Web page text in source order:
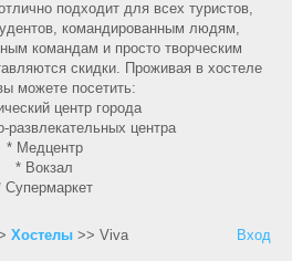
подходит для всех туристов,
командированным людям,
командам и просто творческим
скидки. Проживая в хостеле
можете посетить:
центр города
развлекательных центра
* Медцентр
* Вокзал
Супермаркет
Вход
Хостелы>> Viva